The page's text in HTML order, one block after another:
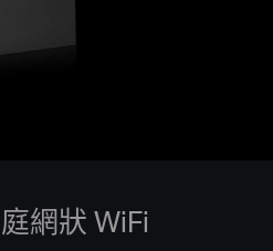
網狀 WiFi